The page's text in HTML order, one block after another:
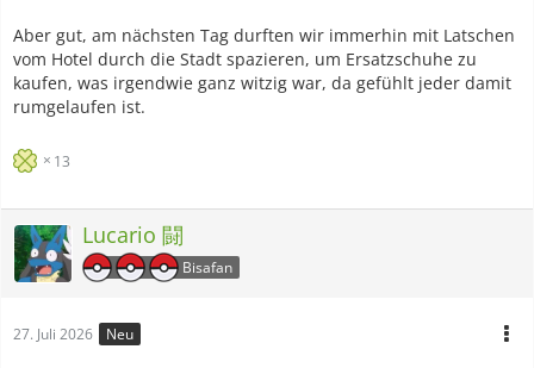
Aber gut, am nächsten Tag durften wir immerhin mit Latschen
vom Hotel durch die Stadt spazieren, um Ersatzschuhe zu
kaufen, was irgendwie ganz witzig war, da gefühlt jeder damit
rumgelaufen ist.
13
Lucario 闘
Bisafan
27. Juli 2026 Neu